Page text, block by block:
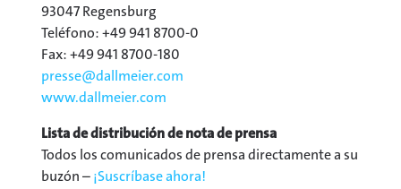
93047 Regensburg
Teléfono: +49 941 8700-0
Fax: +49 941 8700-180
presse@dallmeier.com
www.dallmeier.com
Lista de distribución de nota de prensa
Todos los comunicados de prensa directamente a su
buzón –¡Suscríbase ahora!